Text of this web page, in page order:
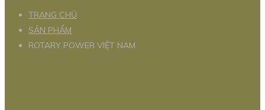
TRANG CHỦ
SẢN PHẨM
ROTARY POWER VIỆT NAM